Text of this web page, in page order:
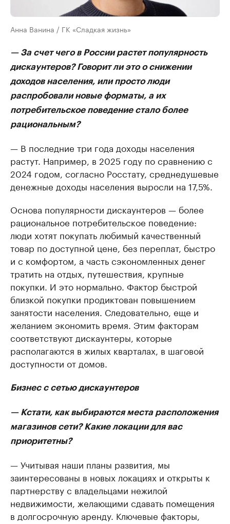
Анна Ванина / ГК «Сладкая жизнь»
— За счет чего в России растет популярность
дискаунтеров? Говорит ли это о снижении
доходов населения, или просто люди
распробовали новые форматы, а их
потребительское поведение стало более
рациональным?
— В последние три года доходы населения
растут. Например, в 2025 году по сравнению с
2024 годом, согласно Росстату, среднедушевые
денежные доходы населения выросли на 17,5%.
Основа популярности дискаунтеров — более
рациональное потребительское поведение:
люди хотят покупать любимый качественный
товар по доступной цене, без переплат, быстро
и с комфортом, а часть сэкономленных денег
тратить на отдых, путешествия, крупные
покупки. И это нормально. Фактор быстрой
близкой покупки продиктован повышением
занятости населения. Следовательно, еще и
желанием экономить время. Этим факторам
соответствуют дискаунтеры, которые
располагаются в жилых кварталах, в шаговой
доступности от домов.
Бизнес с сетью дискаунтеров
— Кстати, как выбираются места расположения
магазинов сети? Какие локации для вас
приоритетны?
— Учитывая наши планы развития, мы
заинтересованы в новых локациях и открыты к
партнерству с владельцами нежилой
недвижимости, желающими сдавать помещения
в долгосрочную аренду. Ключевые факторы,